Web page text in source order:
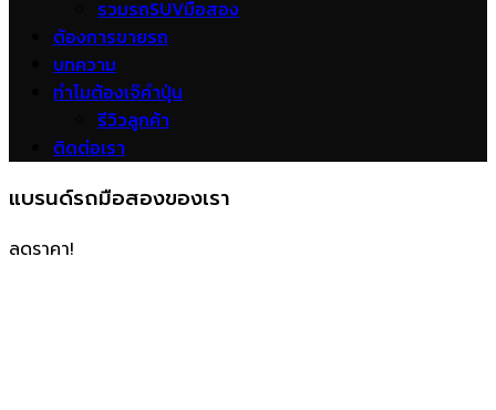
รวมรถSUVมือสอง
ต้องการขายรถ
บทความ
ทำไมต้องเจ๊คำปุ่น
รีวิวลูกค้า
ติดต่อเรา
แบรนด์รถมือสองของเรา
ลดราคา!